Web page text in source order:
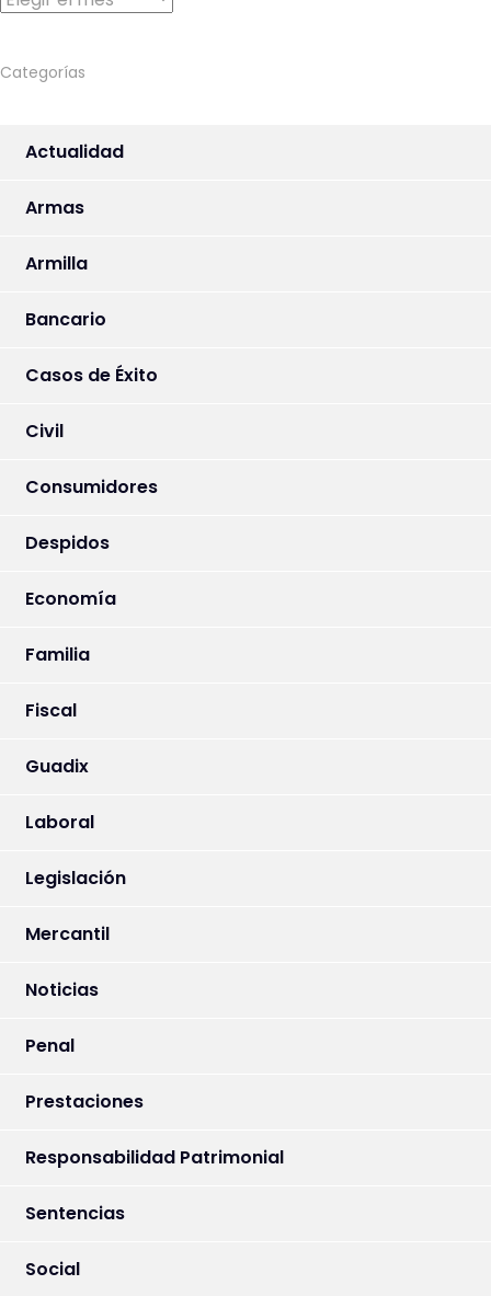
Categorías
Actualidad
Armas
Armilla
Bancario
Casos de Éxito
Civil
Consumidores
Despidos
Economía
Familia
Fiscal
Guadix
Laboral
Legislación
Mercantil
Noticias
Penal
Prestaciones
Responsabilidad Patrimonial
Sentencias
Social